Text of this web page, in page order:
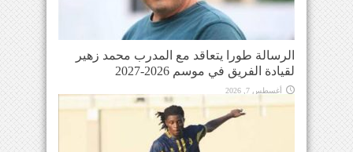
الرسالة طورا يتعاقد مع المدرب محمد زهير
لقيادة الفريق في موسم 2026-2027
أغسطس 7, 2026